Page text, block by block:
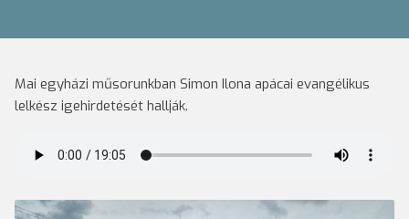
Mai egyházi műsorunkban Simon Ilona apácai evangélikus
lelkész igehirdetését hallják.